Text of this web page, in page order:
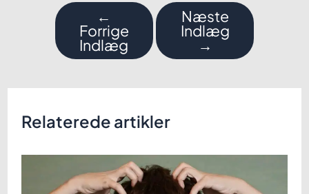
Indlægsnavigation
←
Forrige
Indlæg
Næste
Indlæg
→
Relaterede artikler